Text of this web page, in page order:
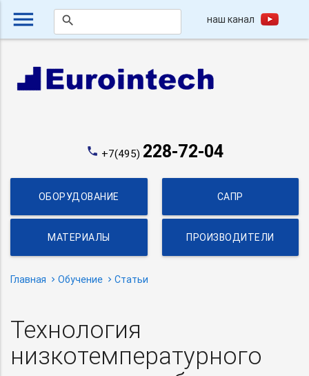
menu search наш канал
phone +7(495) 228-72-04
ОБОРУДОВАНИЕ САПР
МАТЕРИАЛЫ ПРОИЗВОДИТЕЛИ
Главная Обучение Статьи
Технология
низкотемпературного